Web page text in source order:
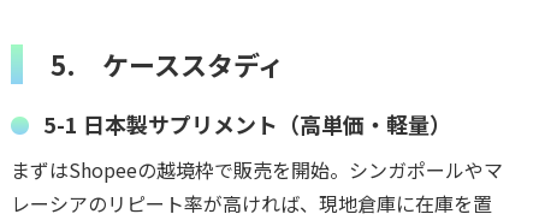
5. ケーススタディ
5-1 日本製サプリメント（高単価・軽量）
まずはShopeeの越境枠で販売を開始。シンガポールやマ
レーシアのリピート率が高ければ、現地倉庫に在庫を置